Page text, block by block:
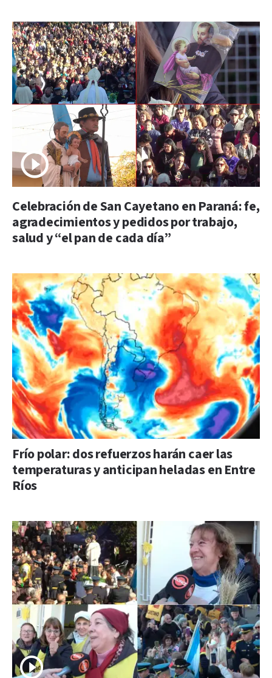
Celebración de San Cayetano en Paraná: fe,
agradecimientos y pedidos por trabajo,
salud y “el pan de cada día”
Frío polar: dos refuerzos harán caer las
temperaturas y anticipan heladas en Entre
Ríos